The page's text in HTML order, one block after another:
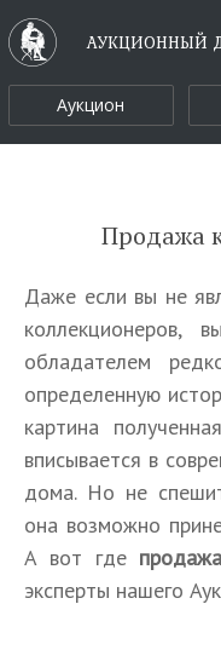
АУКЦИОННЫЙ
Аукцион
Продажа
Даже если вы не
коллекционеров,
обладателем
определенную
картина
вписывается в
дома. Но не
она возможно
А вот где
эксперты нашего